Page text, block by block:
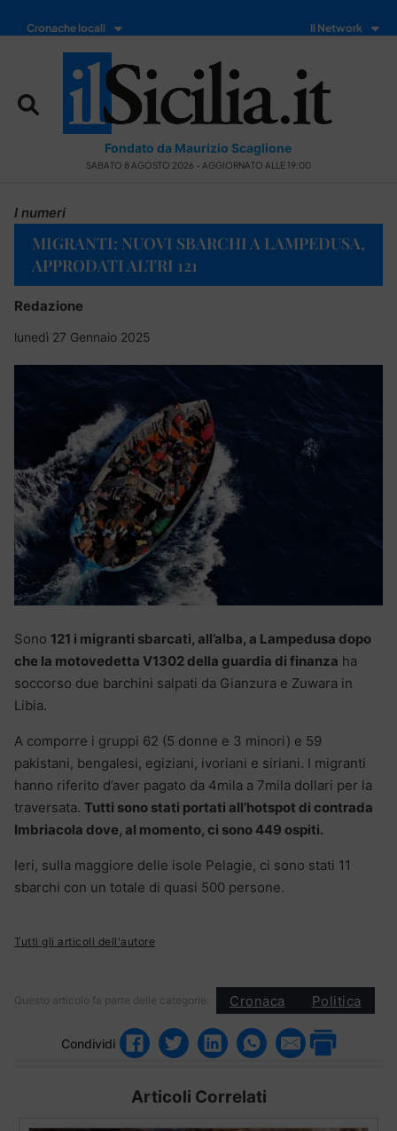
Cronache locali Il Network
Fondato da Maurizio Scaglione
SABATO 8 AGOSTO 2026 - AGGIORNATO ALLE 19:00
I numeri
MIGRANTI: NUOVI SBARCHI A LAMPEDUSA,
APPRODATI ALTRI 121
Redazione
lunedì 27 Gennaio 2025
Sono 121 i migranti sbarcati, all’alba, a Lampedusa dopo
che la motovedetta V1302 della guardia di finanza ha
soccorso due barchini salpati da Gianzura e Zuwara in
Libia.
A comporre i gruppi 62 (5 donne e 3 minori) e 59
pakistani, bengalesi, egiziani, ivoriani e siriani. I migranti
hanno riferito d’aver pagato da 4mila a 7mila dollari per la
traversata. Tutti sono stati portati all’hotspot di contrada
Imbriacola dove, al momento, ci sono 449 ospiti.
Ieri, sulla maggiore delle isole Pelagie, ci sono stati 11
sbarchi con un totale di quasi 500 persone.
Tutti gli articoli dell'autore
Questo articolo fa parte delle categorie: Cronaca Politica
Condividi
Articoli Correlati